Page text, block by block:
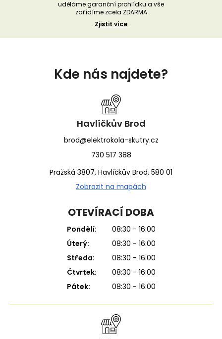
uděláme garanční prohlídku a vše
zařídíme zcela ZDARMA
Zjistit více
Kde nás najdete?
Havlíčkův Brod
brod@elektrokola-skutry.cz
730 517 388
Pražská 3807, Havlíčkův Brod, 580 01
Zobrazit na mapách
OTEVÍRACÍ DOBA
Pondělí:
08:30 - 16:00
Úterý:
08:30 - 16:00
Středa:
08:30 - 16:00
Čtvrtek:
08:30 - 16:00
Pátek:
08:30 - 16:00